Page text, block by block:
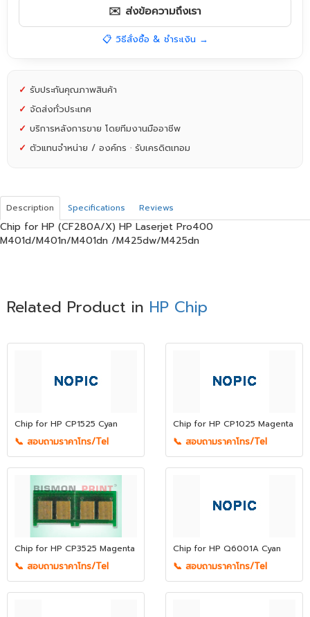
✉️ ส่งข้อความถึงเรา
📋 วิธีสั่งซื้อ & ชำระเงิน →
✓ รับประกันคุณภาพสินค้า
✓ จัดส่งทั่วประเทศ
✓ บริการหลังการขาย โดยทีมงานมืออาชีพ
✓ ตัวแทนจำหน่าย / องค์กร · รับเครดิตเทอม
Description Specifications Reviews
Chip for HP (CF280A/X) HP Laserjet Pro400
M401d/M401n/M401dn /M425dw/M425dn
Related Product in HP Chip
Chip for HP CP1525 Cyan
📞 สอบถามราคาโทร/Tel
Chip for HP CP1025 Magenta
📞 สอบถามราคาโทร/Tel
Chip for HP CP3525 Magenta
📞 สอบถามราคาโทร/Tel
Chip for HP Q6001A Cyan
📞 สอบถามราคาโทร/Tel